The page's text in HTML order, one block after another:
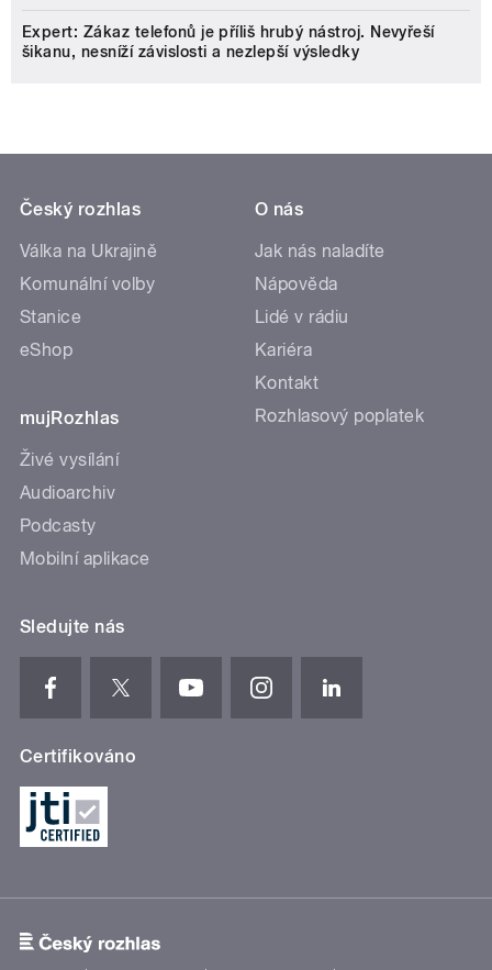
Expert: Zákaz telefonů je příliš hrubý nástroj. Nevyřeší
šikanu, nesníží závislosti a nezlepší výsledky
Český rozhlas
Válka na Ukrajině
Komunální volby
Stanice
eShop
mujRozhlas
Živé vysílání
Audioarchiv
Podcasty
Mobilní aplikace
O nás
Jak nás naladíte
Nápověda
Lidé v rádiu
Kariéra
Kontakt
Rozhlasový poplatek
Sledujte nás
Certifikováno